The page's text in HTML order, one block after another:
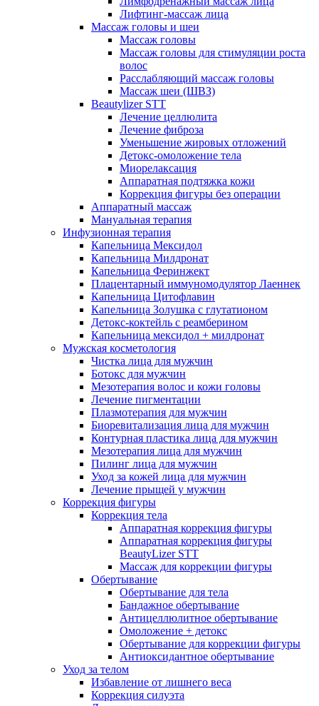
Лифтинг-массаж лица
Массаж головы и шеи
Массаж головы
Массаж головы для стимуляции роста
волос
Расслабляющий массаж головы
Массаж шеи (ШВЗ)
Beautylizer STT
Лечение целлюлита
Лечение фиброза
Уменьшение жировых отложений
Детокс-омоложение тела
Миорелаксация
Аппаратная подтяжка кожи
Коррекция фигуры без операции
Аппаратный массаж
Мануальная терапия
Инфузионная терапия
Капельница Мексидол
Капельница Милдронат
Капельница Феринжект
Плацентарный иммуномодулятор Лаеннек
Капельница Цитофлавин
Капельница Золушка с глутатионом
Детокс-коктейль с реамберином
Капельница мексидол + милдронат
Мужская косметология
Чистка лица для мужчин
Ботокс для мужчин
Мезотерапия волос и кожи головы
Лечение пигментации
Плазмотерапия для мужчин
Биоревитализация лица для мужчин
Контурная пластика лица для мужчин
Мезотерапия лица для мужчин
Пилинг лица для мужчин
Уход за кожей лица для мужчин
Лечение прыщей у мужчин
Коррекция фигуры
Коррекция тела
Аппаратная коррекция фигуры
Аппаратная коррекция фигуры
BeautyLizer STT
Массаж для коррекции фигуры
Обертывание
Обертывание для тела
Бандажное обертывание
Антицеллюлитное обертывание
Омоложение + детокс
Обертывание для коррекции фигуры
Антиоксидантное обертывание
Уход за телом
Избавление от лишнего веса
Коррекция силуэта